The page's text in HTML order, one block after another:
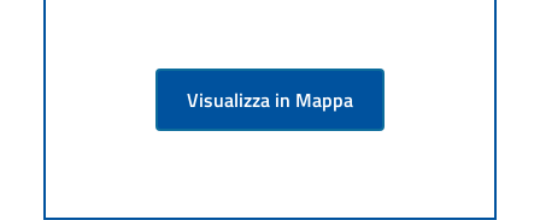
Visualizza in Mappa